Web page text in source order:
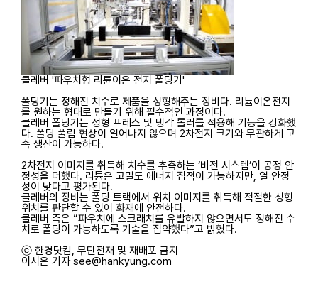
클레버 '파우치형 리튠이온 전지 폴딩기'
폴딩기는 정해진 치수로 제품을 성형해주는 장비다. 리튬이온전지
를 원하는 형태로 만들기 위해 필수적인 과정이다.
클레버 폴딩기는 성형 프레스 및 냉각 롤러를 적용해 기능을 강화했
다. 폴딩 풀림 현상이 일어나지 않으며 2차전지 크기와 무관하게 고
속 생산이 가능하다.
2차전지 이미지를 취득해 치수를 추측하는 ‘비전 시스템’이 공정 안
정성을 더했다. 리튬은 고밀도 에너지 집적이 가능하지만, 열 안정
성이 낮다고 평가된다.
클레버의 장비는 폴딩 트랙에서 위치 이미지를 취득해 적절한 성형
위치를 판단할 수 있어 화재에 안전하다.
클레버 측은 “파우치에 스크래치를 유발하지 않으면서도 정해진 수
치로 폴딩이 가능하도록 기술을 집약했다”고 밝혔다.
ⓒ 한경닷컴, 무단전재 및 재배포 금지
이시은 기자 see@hankyung.com